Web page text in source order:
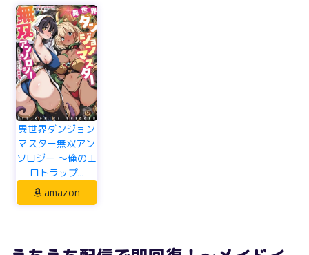
異世界ダンジョン
マスター無双アン
ソロジー ～俺のエ
ロトラップ...
amazon